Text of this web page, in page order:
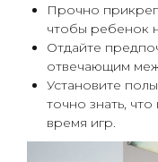
Прочно
чтобы ребенок
Отдайте
отвечающим
Установите
точно знать,
время игр.